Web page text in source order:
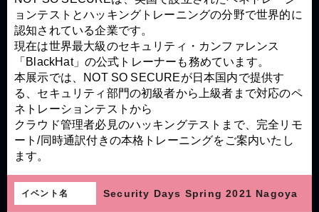
ョンテストとハッキングトレーニングの分野で世界的に
認知されている企業です。
現在は世界最大級のセキュリティ・カンファレンス
「BlackHat」の公式トレーナーも務めています。
本展示では、NOT SO SECUREが日本国内で提供す
る、セキュリティ部門の初級者から上級者まで対応のペ
ネトレーションテストから
クラウド管理者必見のハッキングテストまで、完全リモ
ート/同時通訳付きの本格トレーニングをご案内いたし
ます。
イベント名 Security Days Spring 2021 Nagoya